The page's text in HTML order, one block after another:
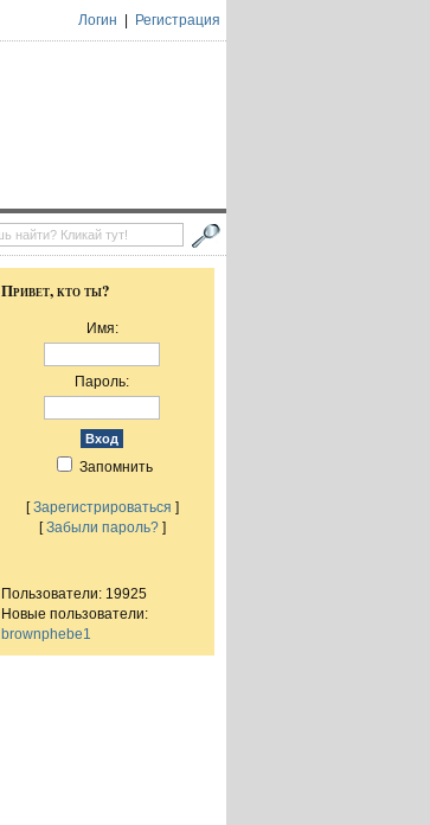
Логин Регистрация
Привет, кто ты?
Имя:
Пароль:
Запомнить
[Зарегистрироваться ]
[Забыли пароль?]
Пользователи: 19925
Новые пользователи:
brownphebe1